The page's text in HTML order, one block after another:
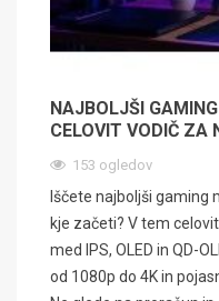
NAJBOLJŠI
CELOVIT VODIČ ZA
153 ogledov
Iščete najboljši gaming
kje začeti? V tem
med IPS, OLED in QD-
od 1080p do 4K in